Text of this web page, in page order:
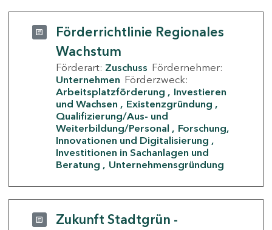
Förderrichtlinie Regionales
Wachstum
Förderart: Zuschuss Fördernehmer:
Unternehmen Förderzweck:
Arbeitsplatzförderung
Investieren
und Wachsen
Existenzgründung
Qualifizierung/Aus- und
Weiterbildung/Personal
Forschung,
Innovationen und Digitalisierung
Investitionen in Sachanlagen und
Beratung
Unternehmensgründung
Zukunft Stadtgrün -